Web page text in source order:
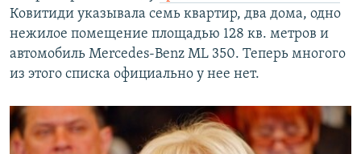
Ковитиди указывала семь квартир, два дома, одно
нежилое помещение площадью 128 кв. метров и
автомобиль Mercedes-Benz ML 350. Теперь многого
из этого списка официально у нее нет.